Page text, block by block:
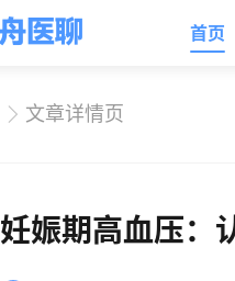
首页
文章详情页
妊娠期高血压：